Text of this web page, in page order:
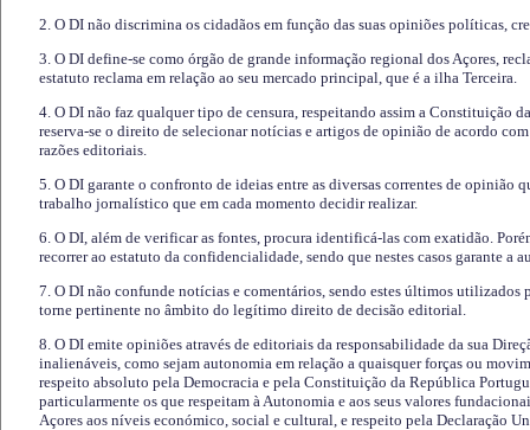
2. O DI não discrimina os cidadãos em função das suas opiniões políticas,
3. O DI define-se como órgão de grande informação regional dos Açores,
estatuto reclama em relação ao seu mercado principal, que é a ilha Terceira.
4. O DI não faz qualquer tipo de censura, respeitando assim a Constituição
reserva-se o direito de selecionar notícias e artigos de opinião de acordo
razões editoriais.
5. O DI garante o confronto de ideias entre as diversas correntes de opinião
trabalho jornalístico que em cada momento decidir realizar.
6. O DI, além de verificar as fontes, procura identificá-las com exatidão.
recorrer ao estatuto da confidencialidade, sendo que nestes casos garante a
7. O DI não confunde notícias e comentários, sendo estes últimos utilizados
torne pertinente no âmbito do legítimo direito de decisão editorial.
8. O DI emite opiniões através de editoriais da responsabilidade da sua
inalienáveis, como sejam autonomia em relação a quaisquer forças ou
respeito absoluto pela Democracia e pela Constituição da República
particularmente os que respeitam à Autonomia e aos seus valores
Açores aos níveis económico, social e cultural, e respeito pela Declaração